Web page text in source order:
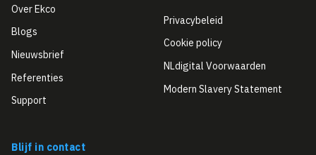
Over Ekco
Blogs
Nieuwsbrief
Referenties
Support
Privacybeleid
Cookie policy
NLdigital Voorwaarden
Modern Slavery Statement
Blijf in contact